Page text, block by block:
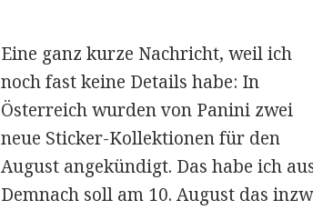
Eine ganz kurze Nachricht, weil ich
noch fast keine Details habe: In
Österreich wurden von Panini zwei
neue Sticker-Kollektionen für den
August angekündigt. Das habe ich
Demnach soll am 10. August das